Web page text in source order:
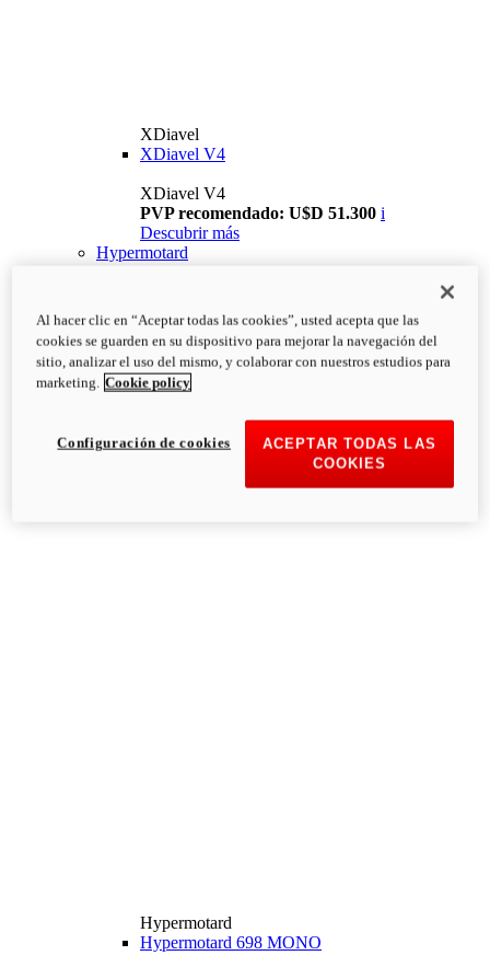
XDiavel
XDiavel V4
XDiavel V4
PVP recomendado: U$D 51.300 i
Descubrir más
Hypermotard
Hypermotard
Hypermotard 698 MONO
Al hacer clic en “Aceptar todas las cookies”, usted acepta que las
cookies se guarden en su dispositivo para mejorar la navegación del
sitio, analizar el uso del mismo, y colaborar con nuestros estudios para
marketing. Cookie policy
ACEPTAR TODAS LAS
COOKIES
Configuración de cookies